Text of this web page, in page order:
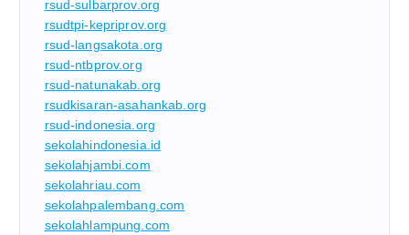
rsud-sulbarprov.org
rsudtpi-kepriprov.org
rsud-langsakota.org
rsud-ntbprov.org
rsud-natunakab.org
rsudkisaran-asahankab.org
rsud-indonesia.org
sekolahindonesia.id
sekolahjambi.com
sekolahriau.com
sekolahpalembang.com
sekolahlampung.com